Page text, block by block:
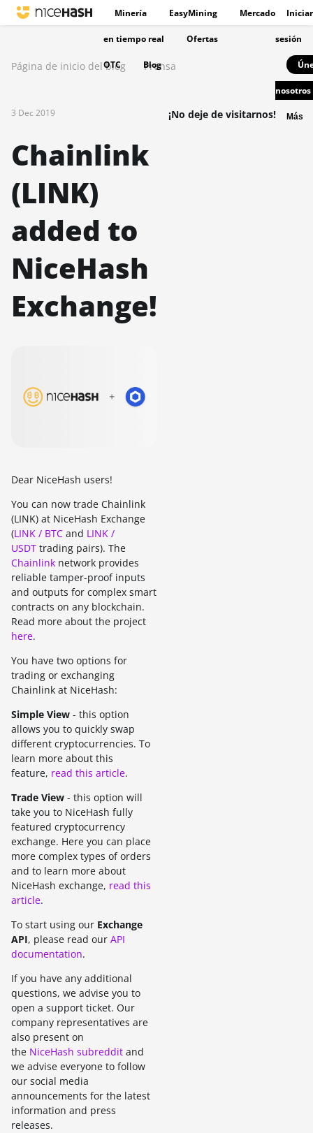
Minería EasyMining Mercado
en tiempo real Ofertas
OTC Blog
Iniciar
sesión
nosotros
Más
Página de inicio del blog Prensa
3 Dec 2019
Chainlink
(LINK)
added to
NiceHash
Exchange!
Dear NiceHash users!
You can now trade Chainlink
(LINK) at NiceHash Exchange
(LINK / BTC and LINK /
USDT trading pairs). The
Chainlink network provides
reliable tamper-proof inputs
and outputs for complex smart
contracts on any blockchain.
Read more about the project
here.
You have two options for
trading or exchanging
Chainlink at NiceHash:
Simple View - this option
allows you to quickly swap
different cryptocurrencies. To
learn more about this
feature, read this article.
Trade View - this option will
take you to NiceHash fully
featured cryptocurrency
exchange. Here you can place
more complex types of orders
and to learn more about
NiceHash exchange, read this
article.
To start using our Exchange
API, please read our API
documentation.
If you have any additional
questions, we advise you to
open a support ticket. Our
company representatives are
also present on
the NiceHash subreddit and
we advise everyone to follow
our social media
announcements for the latest
information and press
releases.
¡No deje de visitarnos!